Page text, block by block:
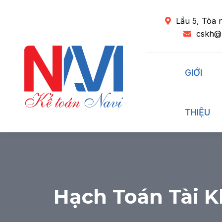
Lầu 5, Tòa
GIỚI
THIỆU
Hạch Toán Tài